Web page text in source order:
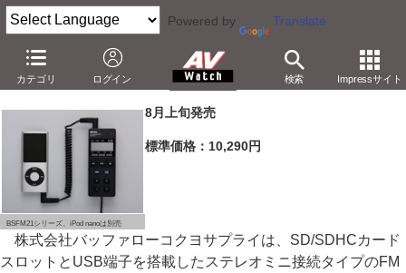
Powered by Translate
カテゴリ ログイン 検索 Impressサイト
バッファローコクヨ、SDスロット/USB搭載のFMトランスミッタ
－10,290円。ステレオミニ接続。高音質化技術「BBE｣搭載
BSFM21シリーズ。iPod nanoは別売
8月上旬発売
標準価格：10,290円
株式会社バッファローコクヨサプライは、SD/SDHCカード
スロットとUSB端子を搭載したステレオミニ接続タイプのFM